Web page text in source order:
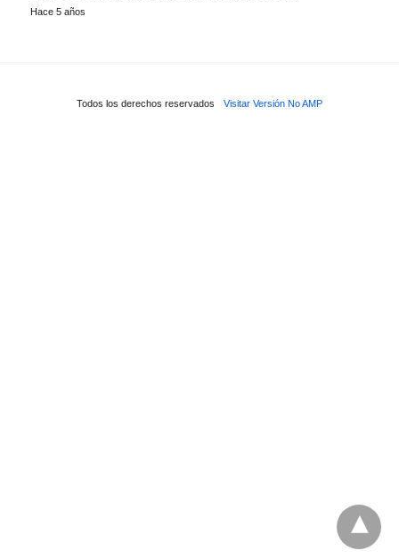
Hace 5 años
Todos los derechos reservados Visitar Versión No AMP